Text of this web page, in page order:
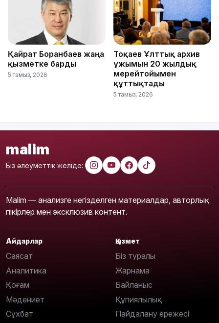
Қайрат Боранбаев жаңа
қызметке барды
5 тамыз, 2026
Тоқаев Ұлттық архив
ұжымын 20 жылдық
мерейтойымен
құттықтады
5 тамыз, 2026
malim
Біз әлеуметтік желіде:
Malim — анализге негізделген материалдар, авторлық
пікірлер мен эксклюзив контент.
Айдарлар
Саясат
Аналитика
Қоғам
Мәдениет
Сұхбат
Қызмет
Біз туралы
Жарнама
Байланыс
Құпиялылық
Пайдалану ережесі